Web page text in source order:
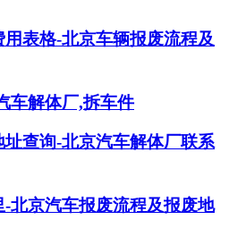
表格-北京车辆报废流程及
车解体厂,拆车件
查询-北京汽车解体厂联系
北京汽车报废流程及报废地